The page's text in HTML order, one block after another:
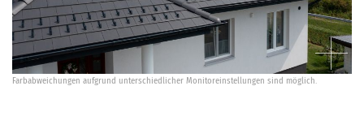
Farbabweichungen aufgrund unterschiedlicher Monitoreinstellungen sind möglich.